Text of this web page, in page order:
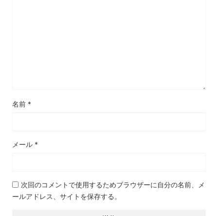
名前 *
メール *
次回のコメントで使用するためブラウザーに自分の名前、メ
ールアドレス、サイトを保存する。